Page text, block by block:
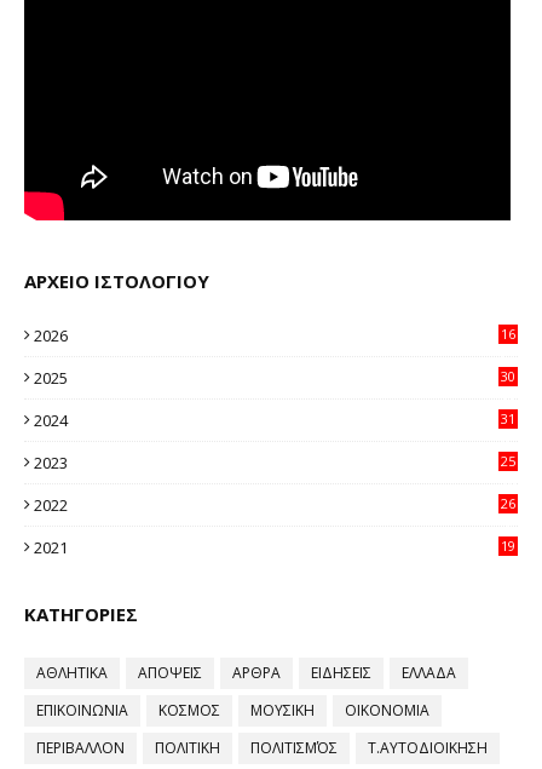
ΑΡΧΕΙΟ ΙΣΤΟΛΟΓΙΟΥ
2026
16
2025
30
2024
31
2023
25
2022
26
2021
19
ΚΑΤΗΓΟΡΙΕΣ
ΑΘΛΗΤΙΚΑ ΑΠΟΨΕΙΣ ΑΡΘΡΑ ΕΙΔΗΣΕΙΣ
ΕΛΛΑΔΑ
ΕΠΙΚΟΙΝΩΝΙΑ
ΚΟΣΜΟΣ ΜΟΥΣΙΚΗ
ΟΙΚΟΝΟΜΙΑ
ΠΕΡΙΒΑΛΛΟΝ
ΠΟΛΙΤΙΚΗ ΠΟΛΙΤΙΣΜΌΣ
Τ.ΑΥΤΟΔΙΟΙΚΗΣΗ